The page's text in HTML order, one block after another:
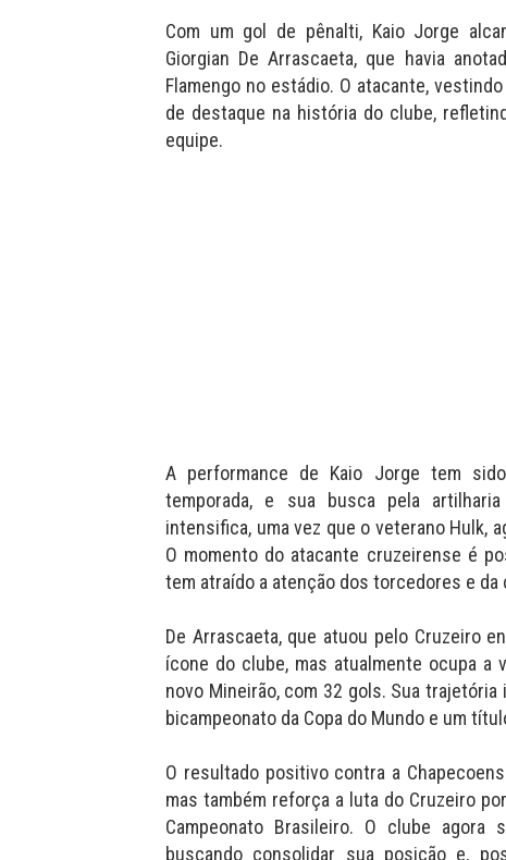
Com um gol de pênalti, Kaio Jorge
Giorgian De Arrascaeta, que havia
Flamengo no estádio. O atacante,
de destaque na história do clube,
equipe.
A performance de Kaio Jorge tem
temporada, e sua busca pela
intensifica, uma vez que o veterano Hulk,
O momento do atacante cruzeirense é
tem atraído a atenção dos torcedores e
De Arrascaeta, que atuou pelo Cruzeiro
ícone do clube, mas atualmente ocupa
novo Mineirão, com 32 gols. Sua
bicampeonato da Copa do Mundo e um
O resultado positivo contra a
mas também reforça a luta do Cruzeiro
Campeonato Brasileiro. O clube
buscando consolidar sua posição e,